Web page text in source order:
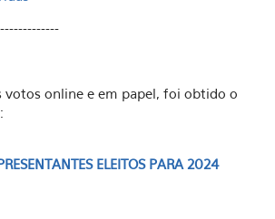
votos online e em papel, foi obtido o
ELEITOS PARA 2024